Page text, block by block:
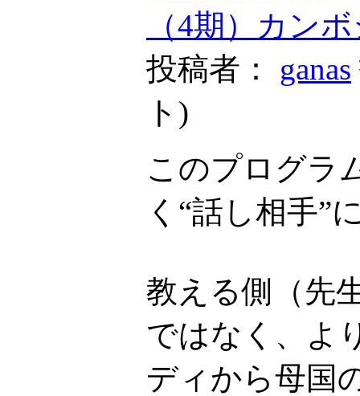
（4期）カン
投稿者： ganas
ト )
このプログラ
く“話し相手”
教える側（先
ではなく、よ
ディから母国